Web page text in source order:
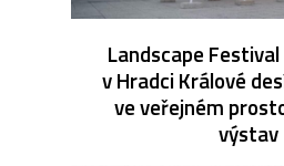
Landscape
v Hradci Králové
ve veřejném
výstav